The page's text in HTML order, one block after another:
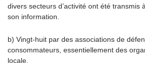
divers secteurs d’activité ont été transmis
son information.
b) Vingt-huit par des associations de
consommateurs, essentiellement des
locale.